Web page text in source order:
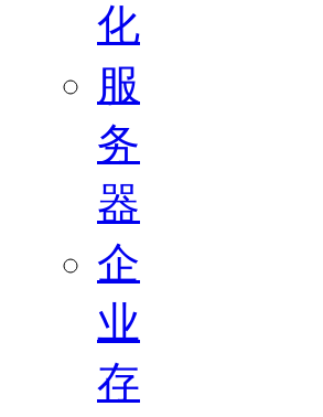
化
服
务
器
企
业
存